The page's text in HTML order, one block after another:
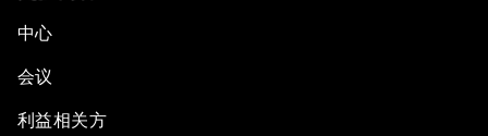
中心
会议
利益相关方